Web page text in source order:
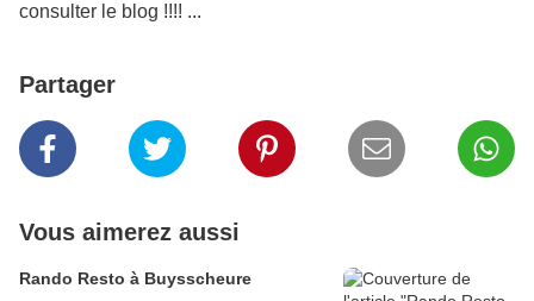
consulter le blog !!!! ...
Partager
Vous aimerez aussi
Rando Resto à Buysscheure